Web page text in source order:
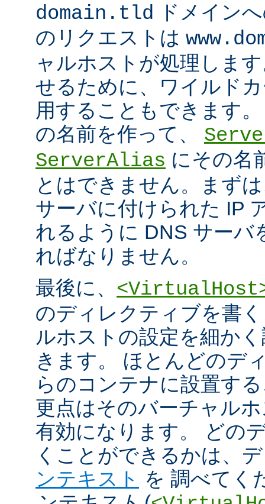
domain.tld ドメイン
のリクエストは
ャルホストが処理しま
せるために、ワイルド
用することもできます
の名前を作って、
ServerAlias にその名
とはできません。まず
サーバに付けられた IP
れるように DNS サーバ
ればなりません。
最後に、
のディレクティブを書
ルホストの設定を細か
きます。 ほとんどのデ
らのコンテナに設置す
更点はそのバーチャル
有効になります。 どの
くことができるかは、
ンテキスト を 調べてく